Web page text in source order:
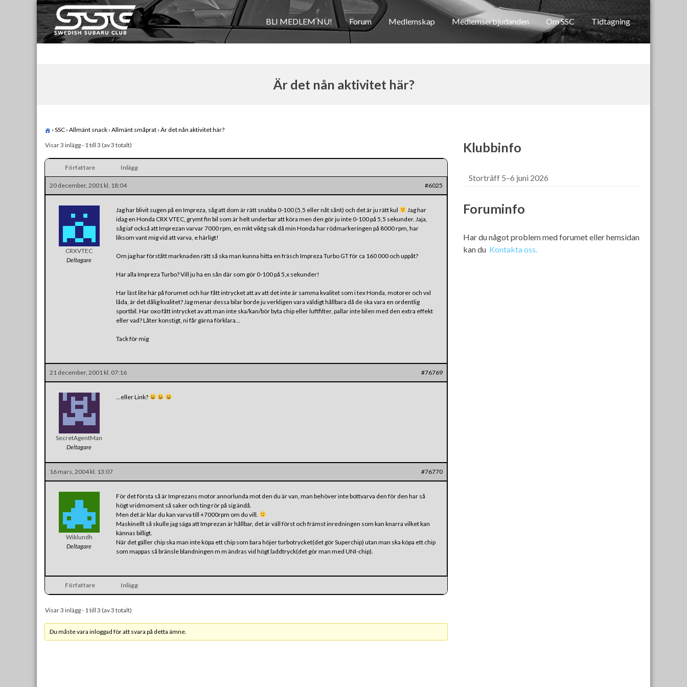
Skip
to
content
Swedish Subaru Club
För oss som älskar Subaru!
BLI MEDLEM NU! Forum Medlemskap Medlemserbjudanden Om SSC Tidtagning
Är det nån aktivitet här?
› SSC › Allmänt snack › Allmänt småprat › Är det nån aktivitet här?
Visar 3 inlägg - 1 till 3 (av 3 totalt)
Författare Inlägg
20 december, 2001 kl. 18:04 #6025
CRXVTEC
Deltagare
Jag har blivit sugen på en Impreza, såg att dom är rätt snabba 0-100 (5,5 eller nåt sånt) och det är ju rätt kul
Jag har
idag en Honda CRX VTEC, grymt fin bil som är helt underbar att köra men den gör ju inte 0-100 på 5,5 sekunder. Jaja,
såg iaf också att Imprezan varvar 7000 rpm, en mkt viktg sak då min Honda har rödmarkeringen på 8000 rpm, har
liksom vant mig vid att varva, e härligt!
Om jag har förstått marknaden rätt så ska man kunna hitta en fräsch Impreza Turbo GT för ca 160 000 och uppåt?
Har alla Impreza Turbo? Vill ju ha en sån där som gör 0-100 på 5,x sekunder!
Har läst lite här på forumet och har fått intrycket att av att det inte är samma kvalitet som i tex Honda, motorer och vxl
låda, är det dålig kvalitet? Jag menar dessa bilar borde ju verkligen vara väldigt hållbara då de ska vara en ordentlig
sportbil. Har oxo fått intrycket av att man inte ska/kan/bör byta chip eller luftfilter, pallar inte bilen med den extra effekt
eller vad? Låter konstigt, ni får gärna förklara…
Tack för mig
21 december, 2001 kl. 07:16 #76769
SecretAgentMan
Deltagare
…eller Link?
16 mars, 2004 kl. 13:07 #76770
Wiklundh
Deltagare
För det första så är Imprezans motor annorlunda mot den du är van, man behöver inte bottvarva den för den har så
högt vridmoment så saker och ting rör på sig ändå.
Men det är klar du kan varva till +7000rpm om du vill.
Maskinellt så skulle jag säga att Imprezan är hållbar, det är väll först och främst inredningen som kan knarra vilket kan
kännas billigt.
När det gäller chip ska man inte köpa ett chip som bara höjer turbotrycket(det gör Superchip) utan man ska köpa ett chip
som mappas så bränsle blandningen m m ändras vid högt laddtryck(det gör man med UNI-chip).
Författare Inlägg
Visar 3 inlägg - 1 till 3 (av 3 totalt)
Du måste vara inloggad för att svara på detta ämne.
Klubbinfo
Storträff 5–6 juni 2026
Foruminfo
Har du något problem med forumet eller hemsidan
kan du Kontakta oss.